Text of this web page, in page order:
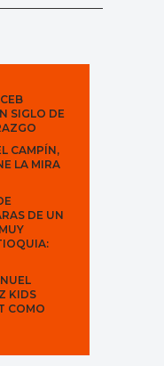
SIGLO DE
CAMPÍN,
LA MIRA
DE UN
KIDS
COMO